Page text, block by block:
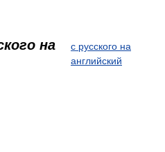
на
с русского на
английский